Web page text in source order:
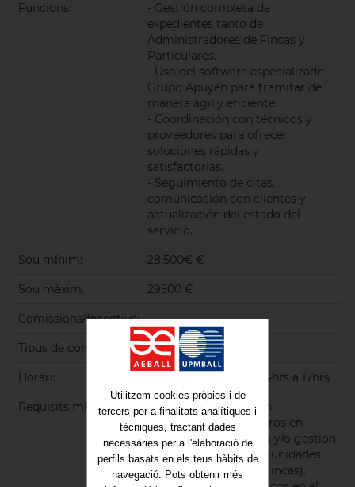
Funcions:
- Gestión completa de
expedientes tanto de
Administradores de Fincas y
Particulares.
- Uso del software especializado
Grupo Apuyen para tramitar de
manera ágil y eficiente.
- Coordinación con técnicos y
proveedores para ofrecer
soluciones rápidas y
satisfactorias.
- Seguimiento de citas,
comunicación con clientes y
actualización del estado del
servicio.
Sou mínim: 28.500€ €
Sou màxim: 29500 €
Comissions/Incentius:
Tipus de contracte: Indefinit
Horari: De 8hrs a 13hrs y de 14hrs a 17hrs
Requisits mínims:
- Experiencia previa en
tramitación de siniestros en
empresas reparadoras y/o gestión
de incidencias en comunidades
(Administradores de Fincas).
Utilitzem cookies pròpies i de
tercers per a finalitats analítiques i
tècniques, tractant dades
necessàries per a l'elaboració de
perfils basats en els teus hàbits de
navegació. Pots obtenir més